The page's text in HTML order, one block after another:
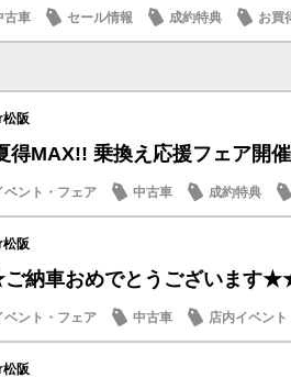
古車 セール情報 成約特典 お買
阪
得MAX!! 乗換え応援フェア開
ベント・フェア 中古車 成約特典
阪
納車おめでとうございます
ベント・フェア 中古車 店内イベント
阪